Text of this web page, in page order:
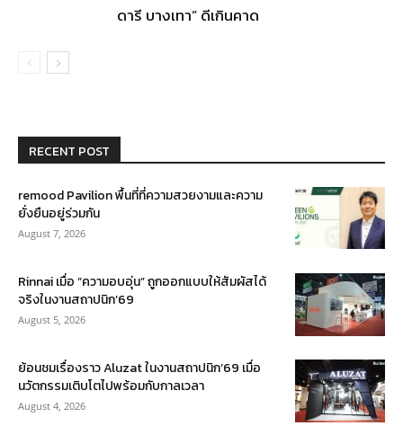
ดารี บางเทา” ดีเกินคาด
RECENT POST
remood Pavilion พื้นที่ที่ความสวยงามและความ
ยั่งยืนอยู่ร่วมกัน
August 7, 2026
Rinnai เมื่อ “ความอบอุ่น” ถูกออกแบบให้สัมผัสได้
จริงในงานสถาปนิก’69
August 5, 2026
ย้อนชมเรื่องราว Aluzat ในงานสถาปนิก’69 เมื่อ
นวัตกรรมเติบโตไปพร้อมกับกาลเวลา
August 4, 2026